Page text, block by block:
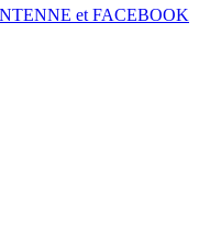
et FACEBOOK